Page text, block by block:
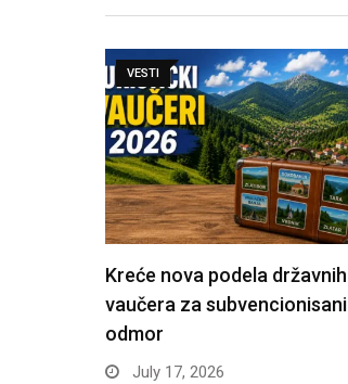
VESTI
Kreće nova podela državnih
vaučera za subvencionisani
odmor
July 17, 2026